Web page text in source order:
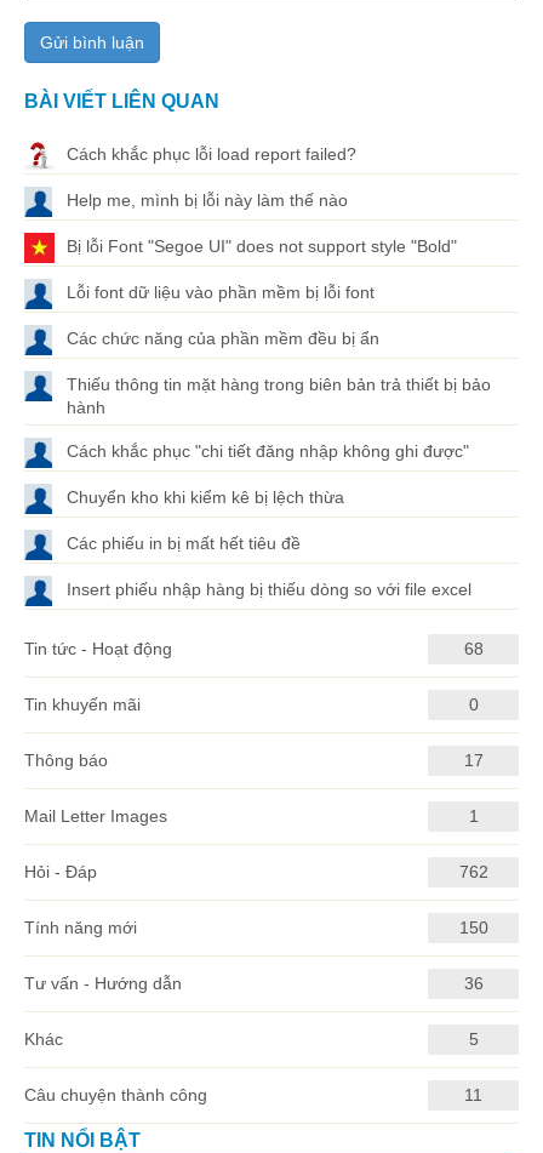
BÀI VIẾT LIÊN QUAN
Cách khắc phục lỗi load report failed?
Help me, mình bị lỗi này làm thế nào
Bị lỗi Font "Segoe UI" does not support style "Bold"
Lỗi font dữ liệu vào phần mềm bị lỗi font
Các chức năng của phần mềm đều bị ẩn
Thiếu thông tin mặt hàng trong biên bản trả thiết bị bảo
hành
Cách khắc phục "chi tiết đăng nhập không ghi được"
Chuyển kho khi kiểm kê bị lệch thừa
Các phiếu in bị mất hết tiêu đề
Insert phiếu nhập hàng bị thiếu dòng so với file excel
Tin tức - Hoạt động 68
Tin khuyến mãi 0
Thông báo 17
Mail Letter Images 1
Hỏi - Đáp 762
Tính năng mới 150
Tư vấn - Hướng dẫn 36
Khác 5
Câu chuyện thành công 11
TIN NỔI BẬT